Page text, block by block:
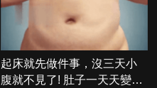
起床就先做件事，沒三天小
腹就不見了! 肚子一天天變